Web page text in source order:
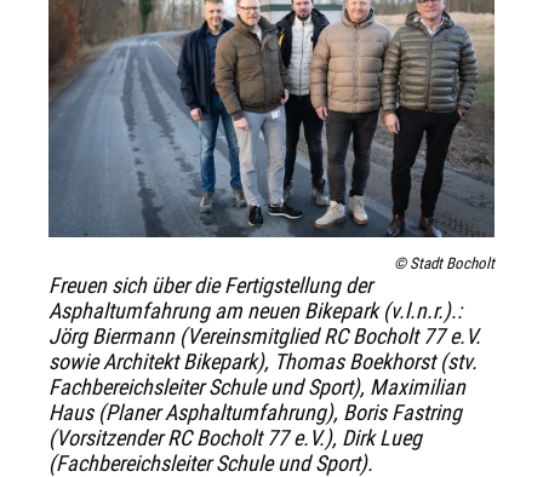
© Stadt Bocholt
Freuen sich über die Fertigstellung der
Asphaltumfahrung am neuen Bikepark (v.l.n.r.).:
Jörg Biermann (Vereinsmitglied RC Bocholt 77 e.V.
sowie Architekt Bikepark), Thomas Boekhorst (stv.
Fachbereichsleiter Schule und Sport), Maximilian
Haus (Planer Asphaltumfahrung), Boris Fastring
(Vorsitzender RC Bocholt 77 e.V.), Dirk Lueg
(Fachbereichsleiter Schule und Sport).